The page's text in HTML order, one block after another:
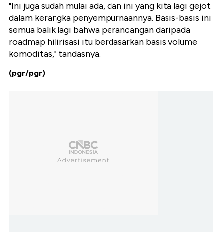
"Ini juga sudah mulai ada, dan ini yang kita lagi gejot
dalam kerangka penyempurnaannya. Basis-basis ini
semua balik lagi bahwa perancangan daripada
roadmap hilirisasi itu berdasarkan basis volume
komoditas," tandasnya.
(pgr/pgr)